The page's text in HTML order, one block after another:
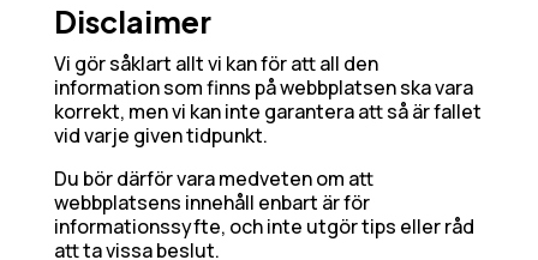
Disclaimer
Vi gör såklart allt vi kan för att all den
information som finns på webbplatsen ska vara
korrekt, men vi kan inte garantera att så är fallet
vid varje given tidpunkt.
Du bör därför vara medveten om att
webbplatsens innehåll enbart är för
informationssyfte, och inte utgör tips eller råd
att ta vissa beslut.